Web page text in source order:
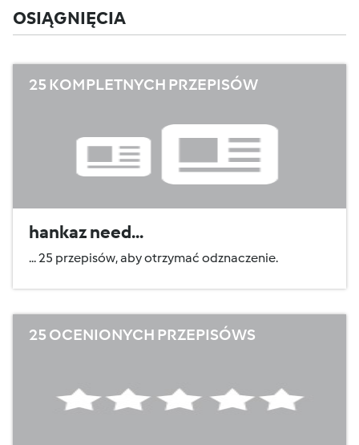
OSIĄGNIĘCIA
25 KOMPLETNYCH PRZEPISÓW
hankaz need...
... 25 przepisów, aby otrzymać odznaczenie.
25 OCENIONYCH PRZEPISÓWS